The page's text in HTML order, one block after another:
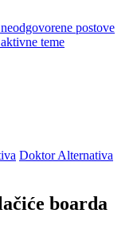
postove
teme
Doktor Alternativa
boarda